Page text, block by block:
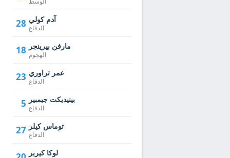
28 آدم كولي
الدفاع
18 مارفن بيرينجر
الهجوم
23 عمر تراوري
الدفاع
5 بينيديكت جيمبير
الدفاع
27 توماس كيلر
الدفاع
لوكا كيربر